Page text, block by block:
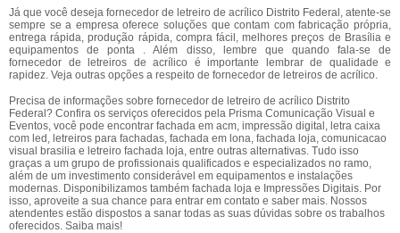
Já que você deseja fornecedor de letreiro de acrílico Distrito Federal, atente-se
sempre se a empresa oferece soluções que contam com fabricação própria,
entrega rápida, produção rápida, compra fácil, melhores preços de Brasília e
equipamentos de ponta . Além disso, lembre que quando fala-se de
fornecedor de letreiros de acrílico é importante lembrar de qualidade e
rapidez. Veja outras opções a respeito de fornecedor de letreiros de acrílico.
Precisa de informações sobre fornecedor de letreiro de acrílico Distrito
Federal? Confira os serviços oferecidos pela Prisma Comunicação Visual e
Eventos, você pode encontrar fachada em acm, impressão digital, letra caixa
com led, letreiros para fachadas, fachada em lona, fachada loja, comunicacao
visual brasilia e letreiro fachada loja, entre outras alternativas. Tudo isso
graças a um grupo de profissionais qualificados e especializados no ramo,
além de um investimento considerável em equipamentos e instalações
modernas. Disponibilizamos também fachada loja e Impressões Digitais. Por
isso, aproveite a sua chance para entrar em contato e saber mais. Nossos
atendentes estão dispostos a sanar todas as suas dúvidas sobre os trabalhos
oferecidos. Saiba mais!